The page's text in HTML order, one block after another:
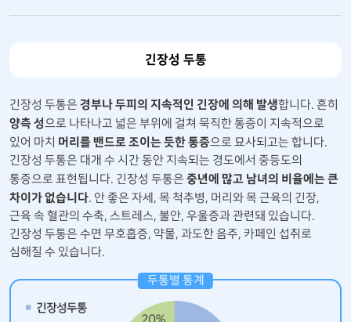
긴장성 두통
긴장성 두통은 경부나 두피의 지속적인 긴장에 의해 발생합니다. 흔히
양측 성으로 나타나고 넓은 부위에 걸쳐 묵직한 통증이 지속적으로
있어 마치 머리를 밴드로 조이는 듯한 통증으로 묘사되고는 합니다.
긴장성 두통은 대개 수 시간 동안 지속되는 경도에서 중등도의
통증으로 표현됩니다. 긴장성 두통은 중년에 많고 남녀의 비율에는 큰
차이가 없습니다. 안 좋은 자세, 목 척추병, 머리와 목 근육의 긴장,
근육 속 혈관의 수축, 스트레스, 불안, 우울증과 관련돼 있습니다.
긴장성 두통은 수면 무호흡증, 약물, 과도한 음주, 카페인 섭취로
심해질 수 있습니다.